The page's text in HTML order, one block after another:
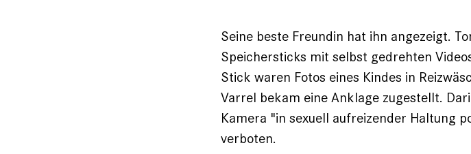
Seine beste Freundin hat ihn angezeigt.
Speichersticks mit selbst gedrehten
Stick waren ­Fotos eines Kindes in
Varrel bekam eine Anklage zugestellt.
Kamera "in sexuell aufreizender Haltung
verboten.